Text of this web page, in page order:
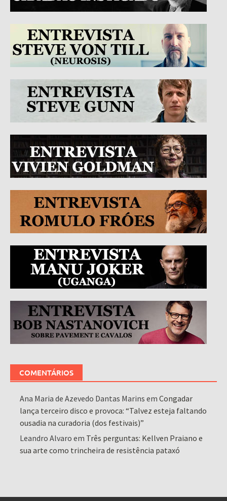
COMENTÁRIOS
Ana Maria de Azevedo Dantas Marins emCongadar
lança terceiro disco e provoca: “Talvez esteja faltando
ousadia na curadoria (dos festivais)”
Leandro Alvaro em Três perguntas: Kellven Praiano e
sua arte como trincheira de resistência pataxó